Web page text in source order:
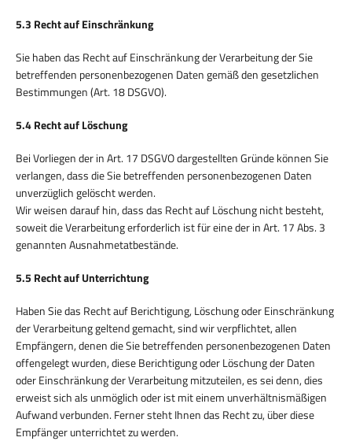
5.3 Recht auf Einschränkung
Sie haben das Recht auf Einschränkung der Verarbeitung der Sie
betreffenden personenbezogenen Daten gemäß den gesetzlichen
Bestimmungen (Art. 18 DSGVO).
5.4 Recht auf Löschung
Bei Vorliegen der in Art. 17 DSGVO dargestellten Gründe können Sie
verlangen, dass die Sie betreffenden personenbezogenen Daten
unverzüglich gelöscht werden.
Wir weisen darauf hin, dass das Recht auf Löschung nicht besteht,
soweit die Verarbeitung erforderlich ist für eine der in Art. 17 Abs. 3
genannten Ausnahmetatbestände.
5.5 Recht auf Unterrichtung
Haben Sie das Recht auf Berichtigung, Löschung oder Einschränkung
der Verarbeitung geltend gemacht, sind wir verpflichtet, allen
Empfängern, denen die Sie betreffenden personenbezogenen Daten
offengelegt wurden, diese Berichtigung oder Löschung der Daten
oder Einschränkung der Verarbeitung mitzuteilen, es sei denn, dies
erweist sich als unmöglich oder ist mit einem unverhältnismäßigen
Aufwand verbunden. Ferner steht Ihnen das Recht zu, über diese
Empfänger unterrichtet zu werden.